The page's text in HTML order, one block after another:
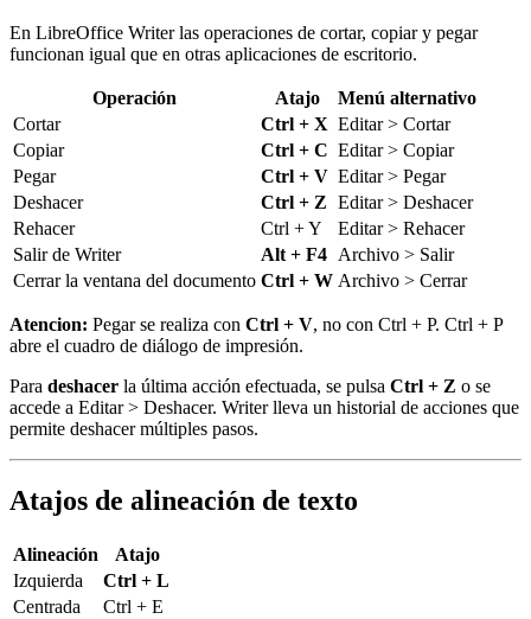
En LibreOffice Writer las operaciones de cortar, copiar y pegar
funcionan igual que en otras aplicaciones de escritorio.
Operación Atajo
Menú alternativo
Cortar
Ctrl + X Editar > Cortar
Copiar
Ctrl + C Editar > Copiar
Pegar
Ctrl + V Editar > Pegar
Deshacer
Ctrl + Z Editar > Deshacer
Rehacer
Ctrl + Y
Editar > Rehacer
Salir de Writer
Alt + F4 Archivo > Salir
Cerrar la ventana del documento Ctrl + W Archivo > Cerrar
Atencion: Pegar se realiza con Ctrl + V, no con Ctrl + P. Ctrl + P
abre el cuadro de diálogo de impresión.
Para deshacer la última acción efectuada, se pulsa Ctrl + Z o se
accede a Editar > Deshacer. Writer lleva un historial de acciones que
permite deshacer múltiples pasos.
Atajos de alineación de texto
Alineación
Atajo
Izquierda
Ctrl + L
Centrada
Ctrl + E